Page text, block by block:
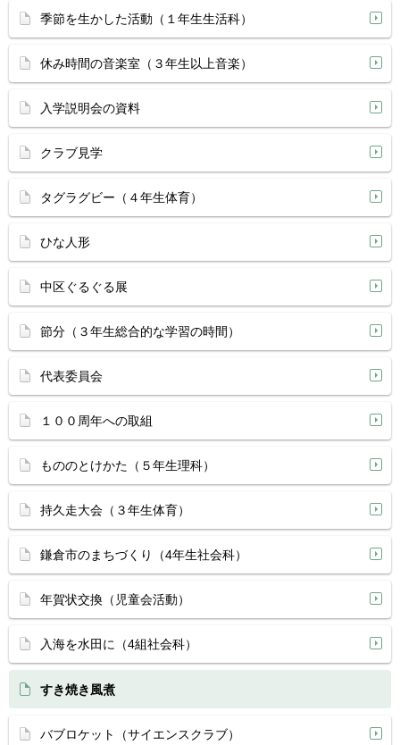
季節を生かした活動（１年生生活科）
休み時間の音楽室（３年生以上音楽）
入学説明会の資料
クラブ見学
タグラグビー（４年生体育）
ひな人形
中区ぐるぐる展
節分（３年生総合的な学習の時間）
代表委員会
１００周年への取組
もののとけかた（５年生理科）
持久走大会（３年生体育）
鎌倉市のまちづくり（4年生社会科）
年賀状交換（児童会活動）
入海を水田に（4組社会科）
すき焼き風煮
バブロケット（サイエンスクラブ）